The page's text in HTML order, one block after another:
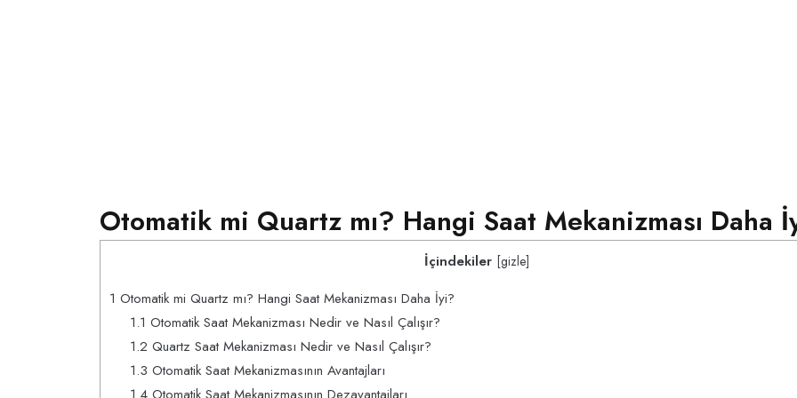
Otomatik mi Quartz mı? Hangi Saat Mekanizması Daha
İçindekiler [gizle]
1 Otomatik mi Quartz mı? Hangi Saat Mekanizması Daha İyi?
1.1 Otomatik Saat Mekanizması Nedir ve Nasıl Çalışır?
1.2 Quartz Saat Mekanizması Nedir ve Nasıl Çalışır?
1.3 Otomatik Saat Mekanizmasının Avantajları